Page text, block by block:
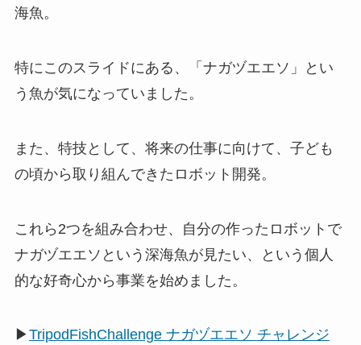
海魚。
特にこのスライドにある、「ナガヅエエソ」とい
う魚が気になっていました。
また、特技として、将来の仕事に向けて、子ども
の頃から取り組んできたロボット開発。
これら2つを組み合わせ、自分の作ったロボットで
ナガヅエエソという深海魚が見たい、という個人
的な好奇心から事業を始めました。
▶TripodFishChallenge ナガヅエエソ チャレンジ